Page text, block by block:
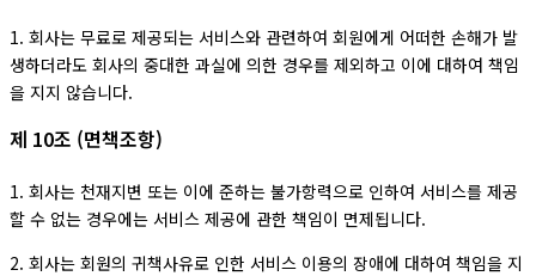
1. 회사는 무료로 제공되는 서비스와 관련하여 회원에게 어떠한 손해가 발
생하더라도 회사의 중대한 과실에 의한 경우를 제외하고 이에 대하여 책임
을 지지 않습니다.
제 10조 (면책조항)
1. 회사는 천재지변 또는 이에 준하는 불가항력으로 인하여 서비스를 제공
할 수 없는 경우에는 서비스 제공에 관한 책임이 면제됩니다.
2. 회사는 회원의 귀책사유로 인한 서비스 이용의 장애에 대하여 책임을 지